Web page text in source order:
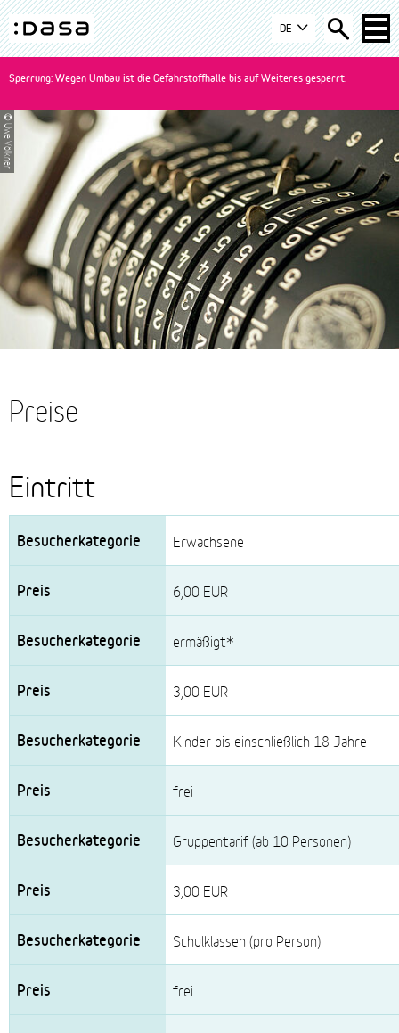
Zur
Navigation
springen
Zum
Inhalt
springen
Zur
Suche
springen
DASA
-
Startseite
wechseln
DE
Sperrung: Wegen Umbau ist die Gefahrstoffhalle bis auf Weiteres gesperrt.
© Uwe Völkner
Preise
Eintritt
Besucherkategorie
Preis
Erwachsene
6,00 EUR
ermäßigt*
3,00 EUR
Kinder bis einschließlich 18 Jahre
frei
Gruppentarif (ab 10 Personen)
3,00 EUR
Schulklassen (pro Person)
frei